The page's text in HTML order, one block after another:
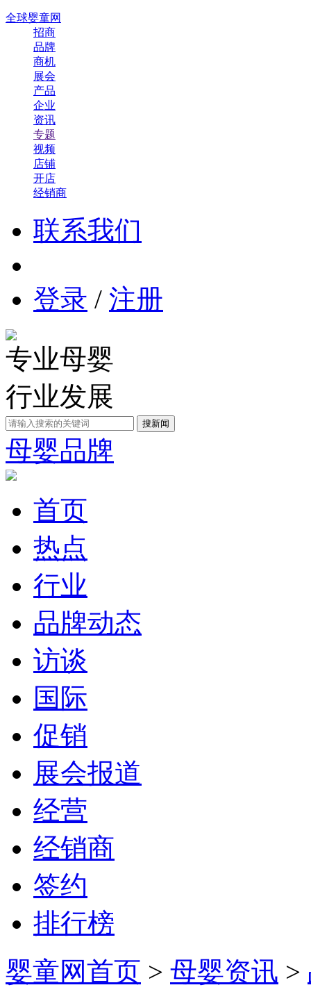
全球婴童网
招商
品牌
商机
展会
产品
企业
资讯
专题
视频
店铺
开店
经销商
联系我们
登录 / 注册
专业母婴
行业发展
母婴品牌
首页
热点
行业
品牌动态
访谈
国际
促销
展会报道
经营
经销商
签约
排行榜
婴童网首页 > 母婴资讯 >